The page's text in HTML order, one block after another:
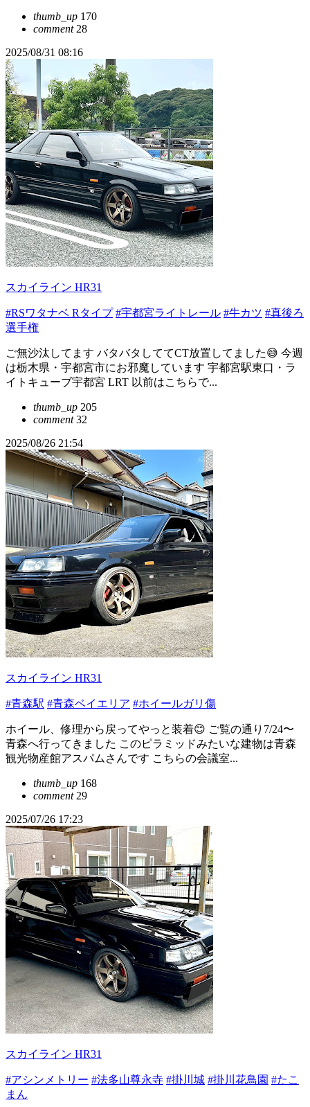
thumb_up 170
comment28
2025/08/31 08:16
スカイライン HR31
#RSワタナベ Rタイプ #宇都宮ライトレール #牛カツ #真後ろ
選手権
ご無沙汰してます バタバタしててCT放置してました😅 今週
は栃木県・宇都宮市にお邪魔しています 宇都宮駅東口・ラ
イトキューブ宇都宮 LRT 以前はこちらで...
thumb_up 205
comment32
2025/08/26 21:54
スカイライン HR31
#青森駅 #青森ベイエリア #ホイールガリ傷
ホイール、修理から戻ってやっと装着😊 ご覧の通り7/24〜
青森へ行ってきました このピラミッドみたいな建物は青森
観光物産館アスパムさんです こちらの会議室...
thumb_up 168
comment29
2025/07/26 17:23
スカイライン HR31
#アシンメトリー #法多山尊永寺 #掛川城 #掛川花鳥園 #たこ
まん